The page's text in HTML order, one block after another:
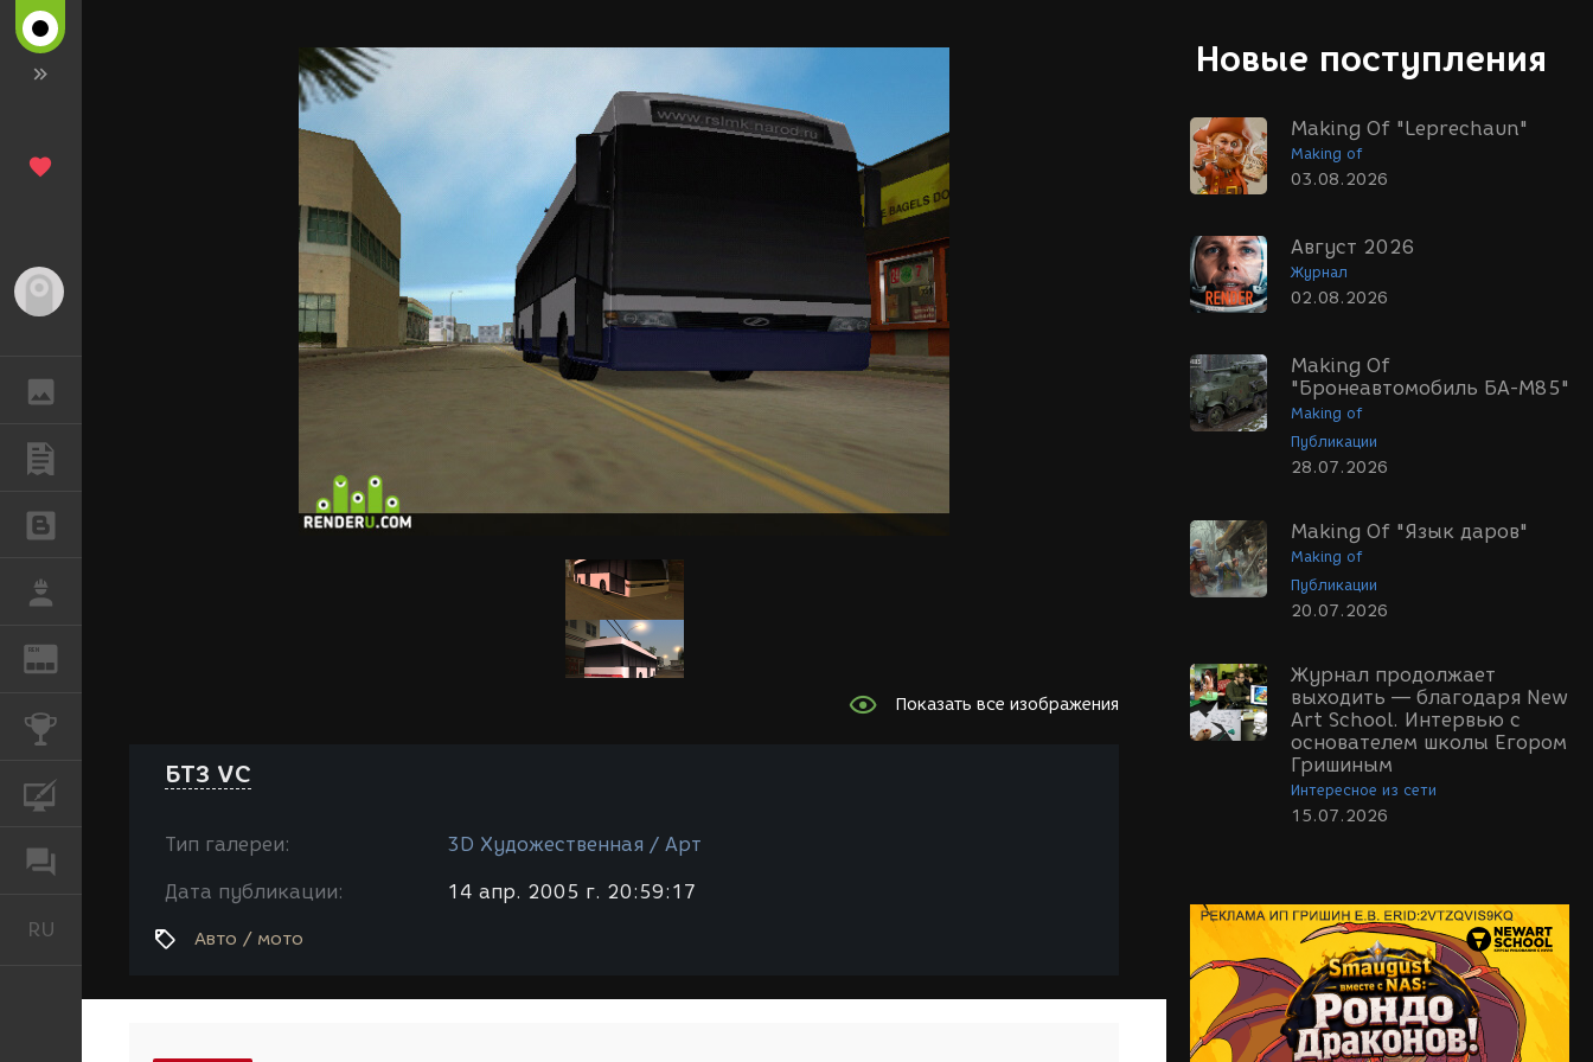
REN
RU
Новые поступления
Making Of "Leprechaun"
Making of
03.08.2026
Август 2026
Журнал
02.08.2026
Making Of
"Бронеавтомобиль БА-М85"
Making of
Публикации
28.07.2026
Making Of "Язык даров"
Making of
Публикации
20.07.2026
Журнал продолжает
выходить — благодаря New
Art School. Интервью с
основателем школы Егором
Гришиным
Интересное из сети
15.07.2026
Показать все изображения
БТЗ VC
Тип галереи: 3D Художественная / Арт
Дата публикации: 14 апр. 2005 г. 20:59:17
Авто / мото